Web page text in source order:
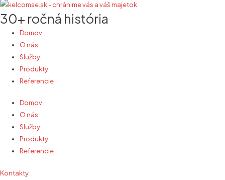
30+ ročná história
Domov
O nás
Služby
Produkty
Referencie
Domov
O nás
Služby
Produkty
Referencie
Kontakty